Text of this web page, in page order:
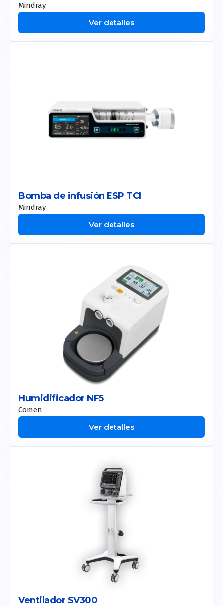
Mindray
Ver detalles
Bomba de infusión ESP TCI
Mindray
Ver detalles
Humidificador NF5
Comen
Ver detalles
Ventilador SV300